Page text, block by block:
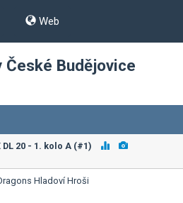
Web
Budějovice
DL 20 - 1. kolo A (#1)
Hladoví Hroši